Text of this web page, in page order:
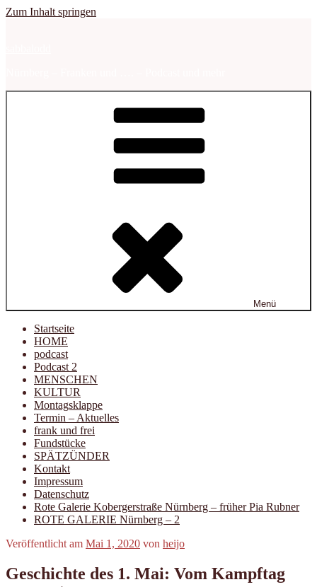
Zum Inhalt springen
Menü
Startseite
HOME
podcast
Podcast 2
MENSCHEN
KULTUR
Montagsklappe
Termin – Aktuelles
frank und frei
Fundstücke
SPÄTZÜNDER
Kontakt
Impressum
Datenschutz
Rote Galerie Kobergerstraße Nürnberg – früher Pia Rubner
ROTE GALERIE Nürnberg – 2
Veröffentlicht am Mai 1, 2020 von heijo
Geschichte des 1. Mai: Vom Kampftag